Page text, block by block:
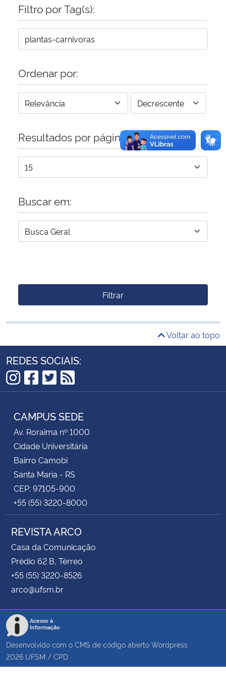
Ministério da Mulher, da Família e dos Direitos Humanos
Secretaria-Geral
Gabinete de Segurança Institucional
Banco Central do Brasil
Planalto
Filtro por Tag(s):
Ordenar por:
Resultados por página:
Buscar em:
Filtrar
Voltar ao topo
REDES SOCIAIS:
Instagram
Facebook
Twitter
RSS
CAMPUS SEDE
Av. Roraima nº 1000
Cidade Universitária
Bairro Camobi
Santa Maria - RS
CEP: 97105-900
+55 (55) 3220-8000
REVISTA ARCO
Casa da Comunicação
Prédio 62 B, Térreo
+55 (55) 3220-8526
arco@ufsm.br
Acesso à
Informação
Desenvolvido com o CMS de código aberto Wordpress
2026 UFSM / CPD